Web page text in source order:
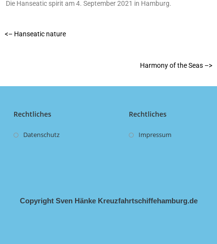
Die Hanseatic spirit am 4. September 2021 in Hamburg.
<– Hanseatic nature
Harmony of the Seas –>
Rechtliches
Datenschutz
Rechtliches
Impressum
Copyright Sven Hänke Kreuzfahrtschiffehamburg.de